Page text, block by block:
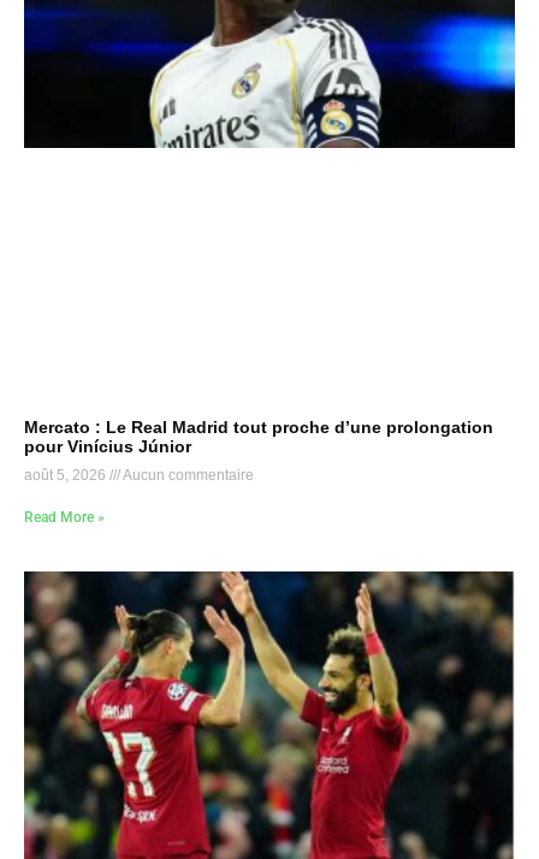
Mercato : Le Real Madrid tout proche d’une prolongation
pour Vinícius Júnior
août 5, 2026 Aucun commentaire
Read More »